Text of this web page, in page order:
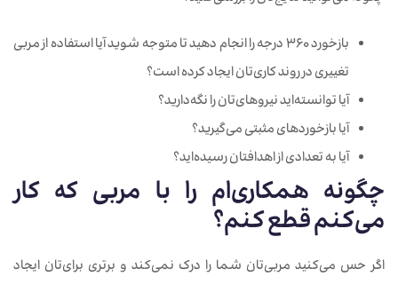
بازخورد360درجهراانجام دهیدتامتوجه شویدآیااستفادهازمربی
تغییریدرروندکاری‌تانایجادکرده‌ است؟
آیاتوانسته‌ایدنیروهای‌تان را نگه‌دارید؟
آیابازخوردهایمثبتیمی‌گیرید؟
آیابهتعدادیازاهدافتانرسیده‌اید؟
چگونه همکاریام را با مربی که کار
میکنمقطعکنم؟
اگر حس می‌کنید مربی‌تان شما را درک نمی‌کند و برتری برای‌تان ایجاد